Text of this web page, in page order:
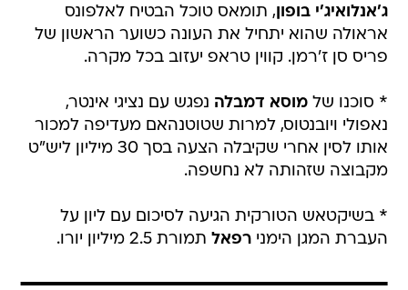
ג'אנלואיג'י בופון, תומאס טוכל הבטיח לאלפונס
אראולה שהוא יתחיל את העונה כשוער הראשון של
פריס סן ז'רמן. קווין טראפ יעזוב בכל מקרה.
* סוכנו שלמוסא דמבלה נפגש עם נציגי אינטר,
נאפולי ויובנטוס, למרות שטוטנהאם מעדיפה למכור
אותו לסין אחרי שקיבלה הצעה בסך 30 מיליון ליש"ט
מקבוצה שזהותה לא נחשפה.
* בשיקטאש הטורקית הגיעה לסיכום עם ליון על
העברת המגן הימנירפאל תמורת 2.5 מיליון יורו.